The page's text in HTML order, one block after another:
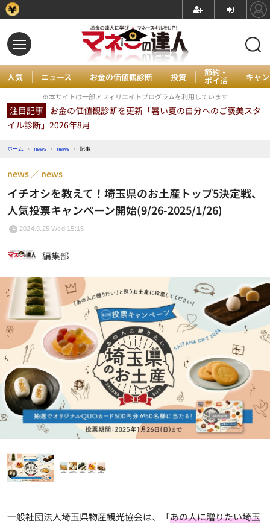
人気 ニュース お金の価値観診断 投資 節約・
ポイ活 キャ
※本サイトは一部アフィリエイトプログラムを利用しています
注目記事 お金の価値観診断を更新「暑い夏の自分へのご褒美スタ
イル診断」2026年8月
ホーム › news › news › 記事
イチオシを教えて！埼玉県のお土産トップ5決定戦、
人気投票キャンペーン開始(9/26-2025/1/26)
news news
2024.9.25 Wed 15:15
編集部
一般社団法人埼玉県物産観光協会は、「あの人に贈りたい埼玉